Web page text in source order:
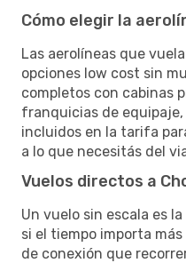
Cómo elegir la
Las aerolíneas que
opciones low cost sin
completos con cabinas
franquicias de
incluidos en la tarifa
a lo que necesitás del
Vuelos directos a
Un vuelo sin escala es
si el tiempo importa
de conexión que